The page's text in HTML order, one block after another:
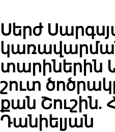
Սերժ
տարիներին
շուտ
քան Շուշին.
Դանիելյան